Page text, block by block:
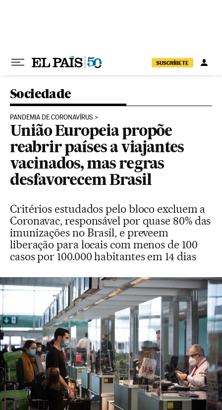
SUSCRÍBETE
Sociedade
PANDEMIA DE CORONAVÍRUS
União Europeia propõe
reabrir países a viajantes
vacinados, mas regras
desfavorecem Brasil
Critérios estudados pelo bloco excluem a
Coronavac, responsável por quase 80% das
imunizações no Brasil, e preveem
liberação para locais com menos de 100
casos por 100.000 habitantes em 14 dias